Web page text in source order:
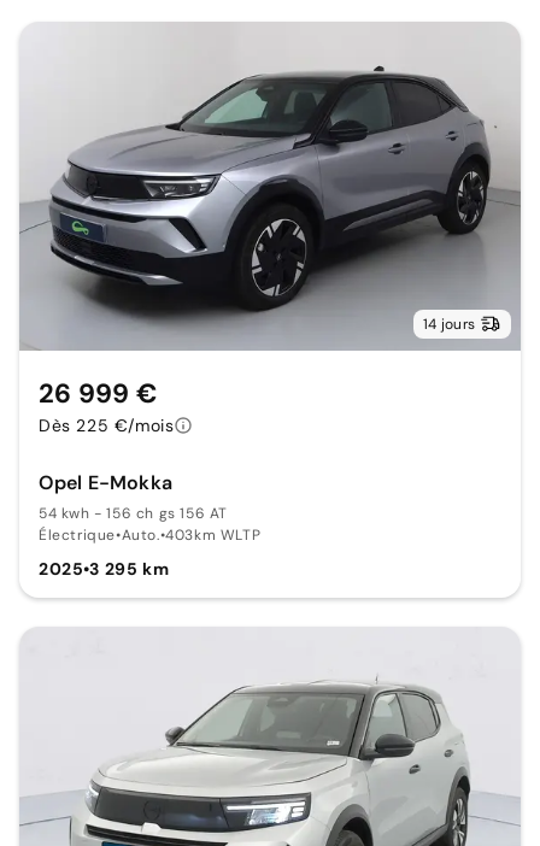
14 jours
Opel E-Mokka
54 kwh - 156 ch gs 156 AT
Électrique•Auto.•403km WLTP
2025•3 295 km
26 999 €
Dès 225 €/mois